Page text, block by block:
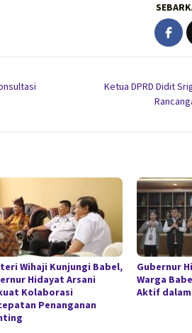
Ketua DPRD Didit
Wihaji Kunjungi Babel,
Hidayat Arsani
Kolaborasi
Penanganan
Gubernur
Warga
Aktif dalam